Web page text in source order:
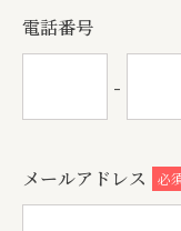
電話番号
-
メールアドレス 必